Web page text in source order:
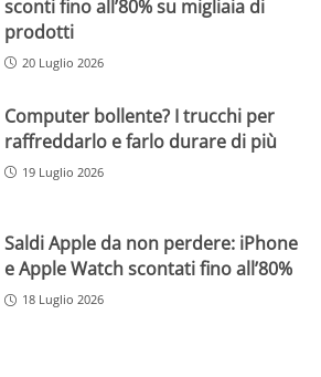
sconti fino all’80% su migliaia di
prodotti
20 Luglio 2026
Computer bollente? I trucchi per
raffreddarlo e farlo durare di più
19 Luglio 2026
Saldi Apple da non perdere: iPhone
e Apple Watch scontati fino all’80%
18 Luglio 2026